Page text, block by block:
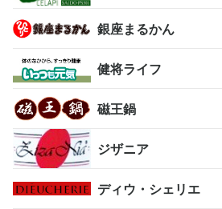
銀座まるかん
健将ライフ
磁王鍋
ジザニア
ディウ・シェリエ